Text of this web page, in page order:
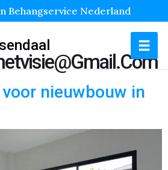
Behangservice Nederland
nieuwbouw in